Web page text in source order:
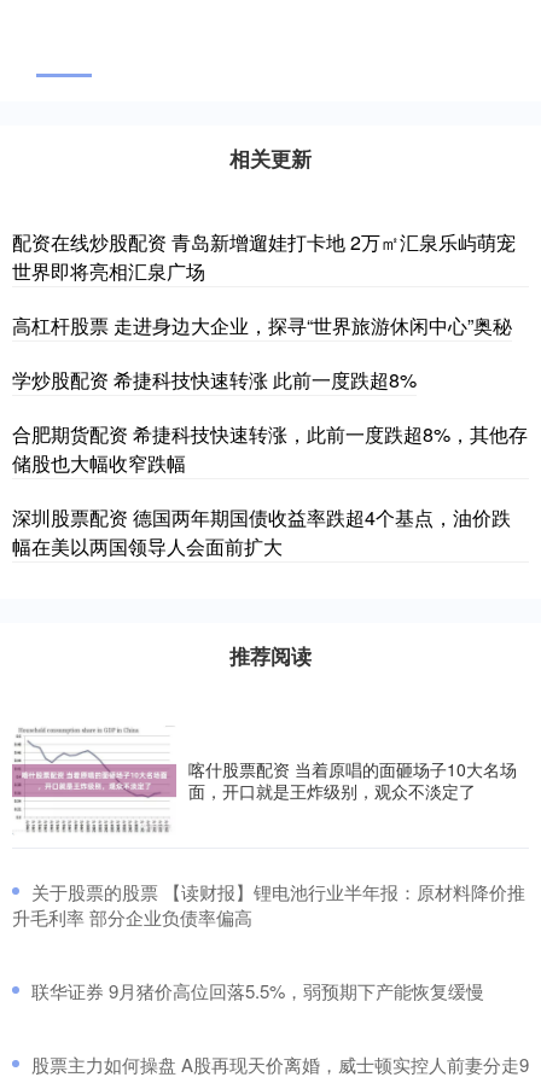
相关更新
配资在线炒股配资 青岛新增遛娃打卡地 2万㎡汇泉乐屿萌宠
世界即将亮相汇泉广场
高杠杆股票 走进身边大企业，探寻“世界旅游休闲中心”奥秘
学炒股配资 希捷科技快速转涨 此前一度跌超8%
合肥期货配资 希捷科技快速转涨，此前一度跌超8%，其他存
储股也大幅收窄跌幅
深圳股票配资 德国两年期国债收益率跌超4个基点，油价跌
幅在美以两国领导人会面前扩大
推荐阅读
喀什股票配资 当着原唱的面砸场子10大名场
面，开口就是王炸级别，观众不淡定了
​关于股票的股票 【读财报】锂电池行业半年报：原材料降价推
升毛利率 部分企业负债率偏高
​联华证券 9月猪价高位回落5.5%，弱预期下产能恢复缓慢
​股票主力如何操盘 A股再现天价离婚，威士顿实控人前妻分走9